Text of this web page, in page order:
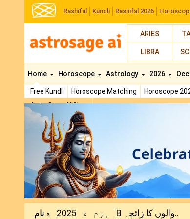
Rashifal Kundli Rashifal 2026
ARIES
LIBRA
Home
Free Kundli Horoscope Matching Horoscope
AstroSage AI Shop
Horoscope Astrology 2026
Previous
ہوم »
2025
» نام B والوں کا زائچہ..